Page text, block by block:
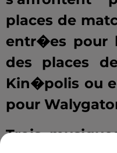
places de
entr�es pour
des places
Kin�polis ou
pour
Trois